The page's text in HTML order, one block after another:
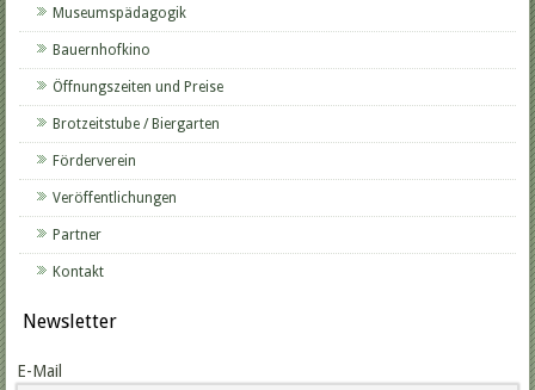
Museumspädagogik
Bauernhofkino
Öffnungszeiten und Preise
Brotzeitstube / Biergarten
Förderverein
Veröffentlichungen
Partner
Kontakt
Newsletter
E-Mail